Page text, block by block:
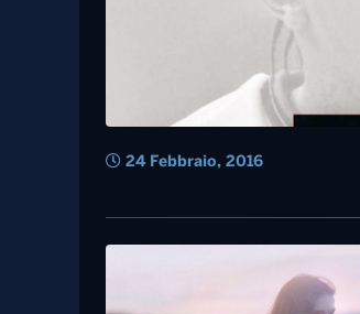
24 Febbraio, 2016